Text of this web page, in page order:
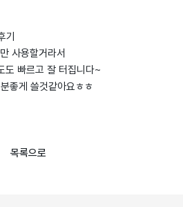
기
사용할거라서
도 빠르고 잘 터집니다~
좋게 쓸것같아요ㅎㅎ
목록으로